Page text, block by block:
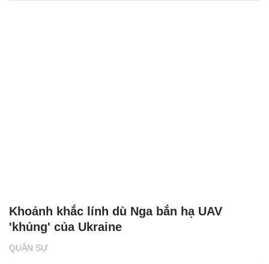
QUÂN SỰ
Khoảnh khắc lính dù Nga bắn hạ UAV
'khủng' của Ukraine